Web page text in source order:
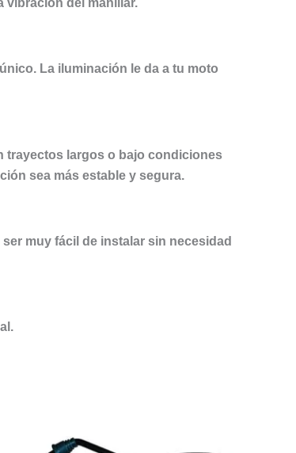
vibración del manillar.
La iluminación le da a tu moto
trayectos largos o bajo condiciones
sea más estable y segura.
muy fácil de instalar sin necesidad